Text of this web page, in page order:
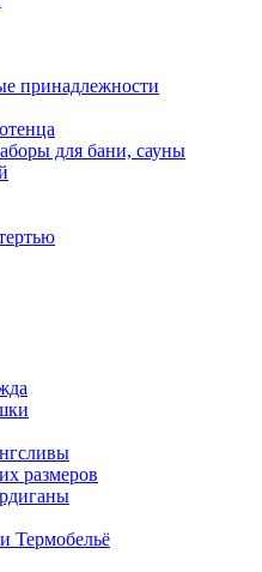
принадлежности
для бани, сауны
размеров
Термобельё